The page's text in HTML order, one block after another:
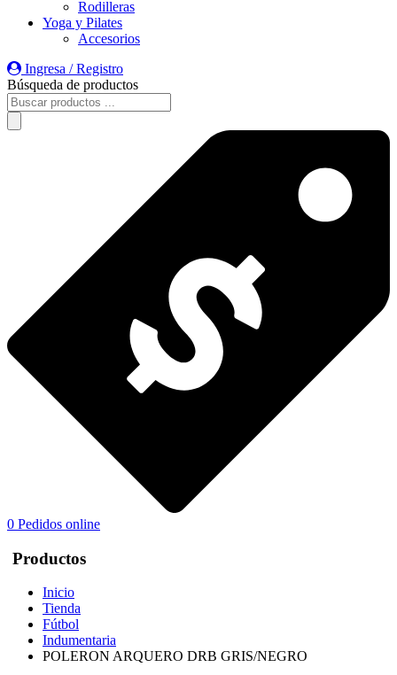
Rodilleras
Yoga y Pilates
Accesorios
Ingresa / Registro
Búsqueda de productos
0 Pedidos online
Productos
Inicio
Tienda
Fútbol
Indumentaria
POLERON ARQUERO DRB GRIS/NEGRO